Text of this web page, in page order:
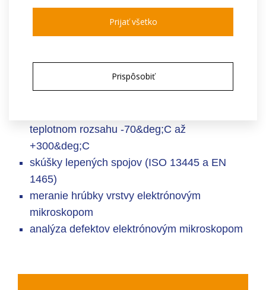
Prijať všetko
Prispôsobiť
skúšky soľnou hmlou (ISO 9227
mechanické vlastnosti
teplotnom rozsahu -70&deg;C až
+300&deg;C
skúšky lepených spojov (ISO 13445 a EN
1465)
meranie hrúbky vrstvy elektrónovým
mikroskopom
analýza defektov elektrónovým mikroskopom